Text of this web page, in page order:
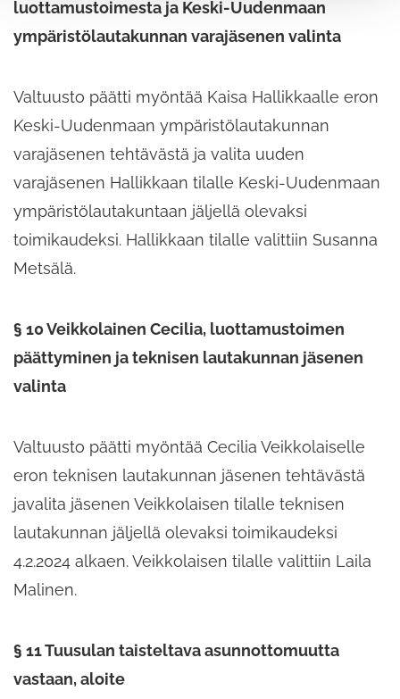
luottamustoimesta ja Keski-Uudenmaan
ympäristölautakunnan varajäsenen valinta
Valtuusto päätti myöntää Kaisa Hallikkaalle eron
Keski-Uudenmaan ympäristölautakunnan
varajäsenen tehtävästä ja valita uuden
varajäsenen Hallikkaan tilalle Keski-Uudenmaan
ympäristölautakuntaan jäljellä olevaksi
toimikaudeksi. Hallikkaan tilalle valittiin Susanna
Metsälä.
§ 10 Veikkolainen Cecilia, luottamustoimen
päättyminen ja teknisen lautakunnan jäsenen
valinta
Valtuusto päätti myöntää Cecilia Veikkolaiselle
eron teknisen lautakunnan jäsenen tehtävästä
javalita jäsenen Veikkolaisen tilalle teknisen
lautakunnan jäljellä olevaksi toimikaudeksi
4.2.2024 alkaen. Veikkolaisen tilalle valittiin Laila
Malinen.
§ 11 Tuusulan taisteltava asunnottomuutta
vastaan, aloite